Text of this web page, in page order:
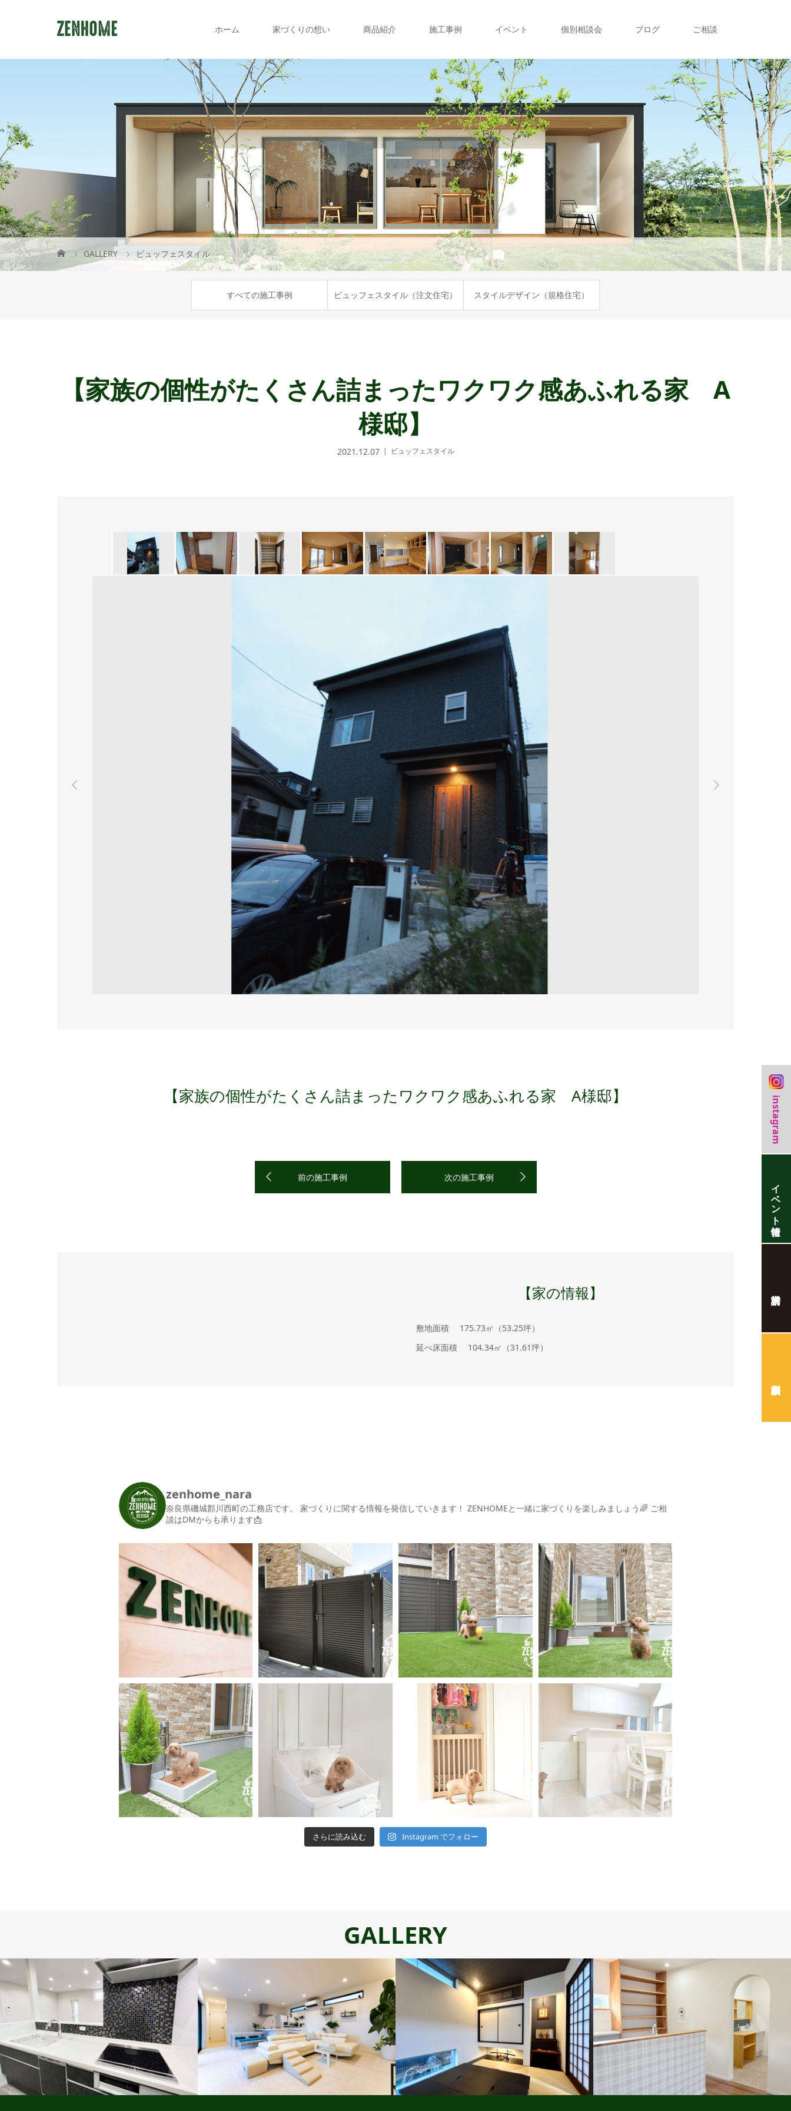
ホーム 家づくりの想い 商品紹介 施工事例 イベント 個別相談会 ブログ ご相談
GALLERY ビュッフェスタイル
instagram
イベント情報
すべての施工事例 ビュッフェスタイル（注文住宅） スタイルデザイン（規格住宅）
【家族の個性がたくさん詰まったワクワク感あふれる家 A
様邸】
2021.12.07 ビュッフェスタイル
【家族の個性がたくさん詰まったワクワク感あふれる家 A様邸】
前の施工事例 次の施工事例
【家の情報】
敷地面積
175.73㎡（53.25坪）
延べ床面積
104.34㎡（31.61坪）
zenhome_nara
奈良県磯城郡川西町の工務店です。 家づくりに関する情報を発信していきます！ ZENHOMEと一緒に家づくりを楽しみましょう🌈 ご相
談はDMからも承ります📩
さらに読み込む Instagram でフォロー
GALLERY
ビュッフェスタイル
ビュッフェスタイル ビュッフェスタイル
ビュッフェスタイル